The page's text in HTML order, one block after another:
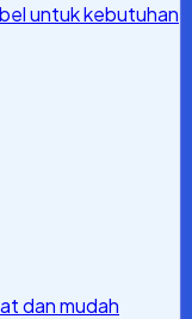
untuk kebutuhan
dan mudah